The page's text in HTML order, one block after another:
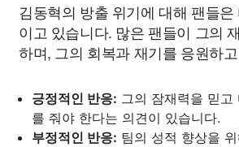
김동혁의 방출 위기에 대해 팬들은
이고 있습니다. 많은 팬들이 그의
하며, 그의 회복과 재기를 응원하
긍정적인 반응: 그의 잠재력을 믿고
를 줘야 한다는 의견이 있습니다.
부정적인 반응: 팀의 성적 향상을